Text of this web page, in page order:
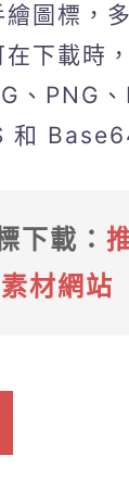
繪圖標，
在下載時
、PNG
和
下載：
材網站